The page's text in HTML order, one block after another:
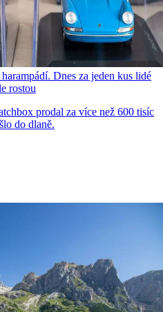
Dnes za jeden kus lidé
rostou
prodal za více než 600 tisíc
do dlaně.